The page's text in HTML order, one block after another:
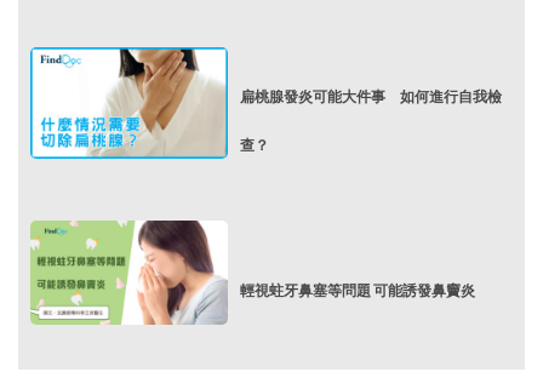
扁桃腺發炎可能大件事 如何進行自我檢
查？
輕視蛀牙鼻塞等問題 可能誘發鼻竇炎